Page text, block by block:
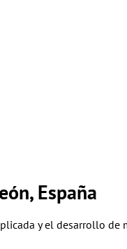
España
y el desarrollo de